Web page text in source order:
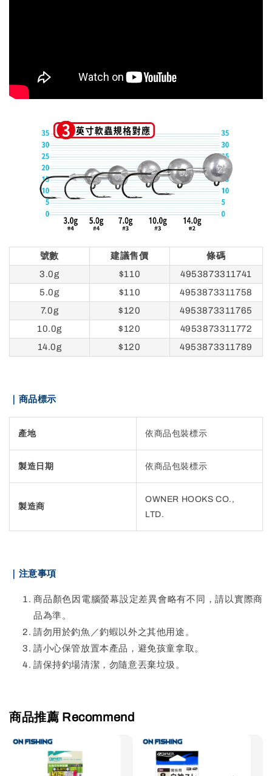
號數 建議售價
條碼
3.0g
$110
4953873311741
5.0g
$110
4953873311758
7.0g
$120
4953873311765
10.0g
$120
4953873311772
14.0g
$120 4953873311789
｜商品標示
產地 依商品包裝標示
製造日期 依商品包裝標示
製造商
OWNER HOOKS CO.,
LTD.
｜注意事項
商品顏色因電腦螢幕設定差異會略有不同，請以實際商
品為準。
請勿用於釣魚／釣蝦以外之其他用途。
請小心保管放置本產品，避免孩童拿取。
請保持釣場清潔，勿隨意丟棄垃圾。
商品推薦 Recommend